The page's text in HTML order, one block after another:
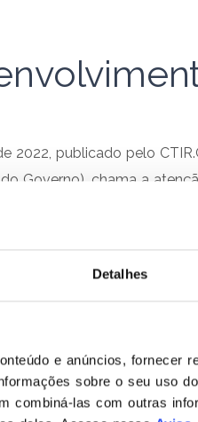
Detalhes
e anúncios, fornecer
sobre o seu uso
combiná-las com outras
2022, publicado pelo
Governo), chama a
de vulnerabilidades
“security by design”. É